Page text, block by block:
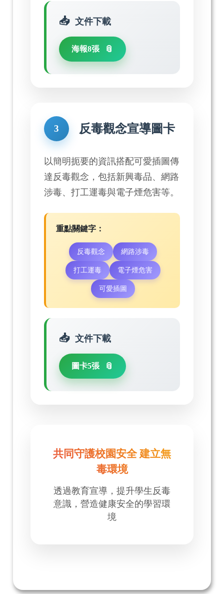
文件下載
海報8張
3 反毒觀念宣導圖卡
以簡明扼要的資訊搭配可愛插圖傳
達反毒觀念，包括新興毒品、網路
涉毒、打工運毒與電子煙危害等。
重點關鍵字：
反毒觀念 網路涉毒
打工運毒 電子煙危害
可愛插圖
文件下載
圖卡5張
共同守護校園安全 建立無
毒環境
透過教育宣導，提升學生反毒
意識，營造健康安全的學習環
境